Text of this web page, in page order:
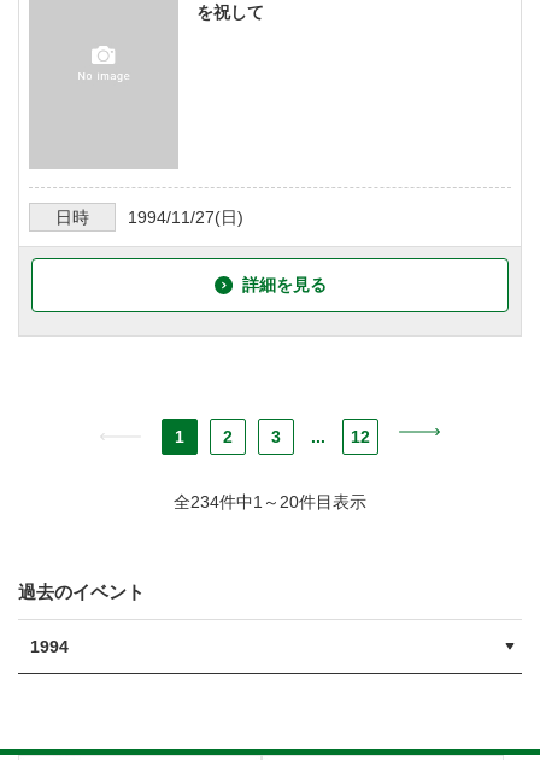
を祝して
日時 1994/11/27(日)
詳細を見る
1 2 3 ... 12
全234件中1～20件目表示
過去のイベント